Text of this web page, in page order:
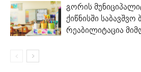
გორის
ქიწნისში საბავშვო
რეაბილიტაცია